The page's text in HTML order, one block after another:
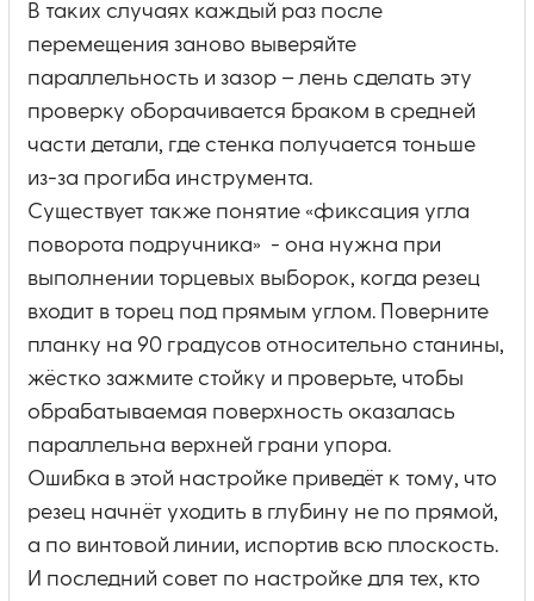
В таких случаях каждый раз после
перемещения заново выверяйте
параллельность и зазор – лень сделать эту
проверку оборачивается браком в средней
части детали, где стенка получается тоньше
из-за прогиба инструмента.
Существует также понятие «фиксация угла
поворота подручника» - она нужна при
выполнении торцевых выборок, когда резец
входит в торец под прямым углом. Поверните
планку на 90 градусов относительно станины,
жёстко зажмите стойку и проверьте, чтобы
обрабатываемая поверхность оказалась
параллельна верхней грани упора.
Ошибка в этой настройке приведёт к тому, что
резец начнёт уходить в глубину не по прямой,
а по винтовой линии, испортив всю плоскость.
И последний совет по настройке для тех, кто